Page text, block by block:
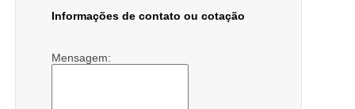
Informações de contato ou cotação
Mensagem: